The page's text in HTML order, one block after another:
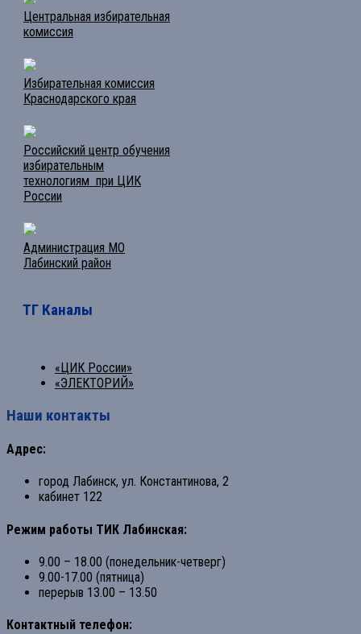
Центральная избирательная
комиссия
Избирательная комиссия
Краснодарского края
Российский центр обучения
избирательным
технологиям при ЦИК
России
Администрация МО
Лабинский район
ТГ Каналы
«ЦИК России»
«ЭЛЕКТОРИЙ»
Наши контакты
Адрес:
город Лабинск, ул. Константинова, 2
кабинет 122
Режим работы ТИК Лабинская:
9.00 – 18.00 (понедельник-четверг)
9.00-17.00 (пятница)
перерыв 13.00 – 13.50
Контактный телефон: